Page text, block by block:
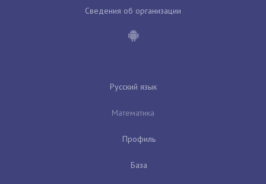
Сведения об организации
Русский язык
Математика
Профиль
База